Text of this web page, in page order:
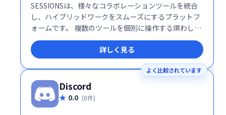
SESSIONSは、様々なコラボレーションツールを統合
し、ハイブリッドワークをスムーズにするプラットフ
ォームです。 複数のツールを個別に操作する煩わしさ
を解消し、1つの場所で全てのコミュニケーションを
管理できます。 効率的な情報共有と円滑なチームワー
クを実現し、生産性の向上に貢献します。
詳しく見る
よく比較されています
Discord
0.0 (0件)